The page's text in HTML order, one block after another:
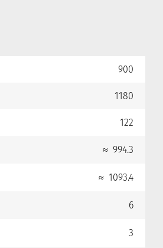
900
1180
122
≈ 994.3
≈ 1093.4
6
3